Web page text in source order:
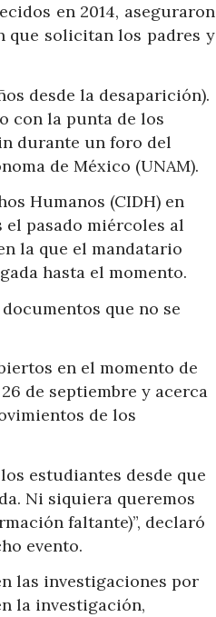
en 2014, aseguraron
que solicitan los padres y
desde la desaparición).
con la punta de los
durante un foro del
de México (UNAM).
Humanos (CIDH) en
pasado miércoles al
la que el mandatario
hasta el momento.
que no se
en el momento de
de septiembre y acerca
de los
estudiantes desde que
Ni siquiera queremos
faltante)”, declaró
evento.
las investigaciones por
la investigación,